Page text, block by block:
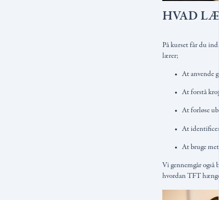
HVAD
På kurset får du
lærer;
At anvende
At forstå
At forløse
At
At bruge
Vi gennemgår også
hvordan TFT